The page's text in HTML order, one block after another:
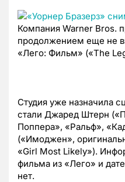
Компания Warner Bros.
продолжением еще не
«Лего: Фильм» («The
Студия уже назначила
стали Джаред Штерн
Поппера», «Ральф»,
(«Имоджен»,
«Girl Most Likely»).
фильма из «Лего» и
нет.